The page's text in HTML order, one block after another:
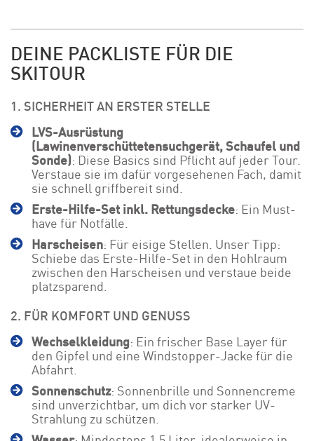
DEINE PACKLISTE FÜR DIE
SKITOUR
1. SICHERHEIT AN ERSTER STELLE
LVS-Ausrüstung
(Lawinenverschüttetensuchgerät, Schaufel und
Sonde): Diese Basics sind Pflicht auf jeder Tour.
Verstaue sie im dafür vorgesehenen Fach, damit
sie schnell griffbereit sind.
Erste-Hilfe-Set inkl. Rettungsdecke: Ein Must-
have für Notfälle.
Harscheisen: Für eisige Stellen. Unser Tipp:
Schiebe das Erste-Hilfe-Set in den Hohlraum
zwischen den Harscheisen und verstaue beide
platzsparend.
2. FÜR KOMFORT UND GENUSS
Wechselkleidung: Ein frischer Base Layer für
den Gipfel und eine Windstopper-Jacke für die
Abfahrt.
Sonnenschutz: Sonnenbrille und Sonnencreme
sind unverzichtbar, um dich vor starker UV-
Strahlung zu schützen.